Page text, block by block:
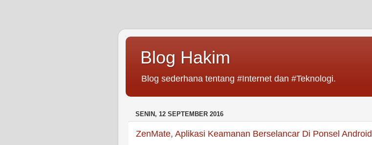
Blog Hakim
Blog sederhana tentang #Internet dan #Teknologi.
SENIN, 12 SEPTEMBER 2016
ZenMate, Aplikasi Keamanan Berselancar Di Ponsel Android